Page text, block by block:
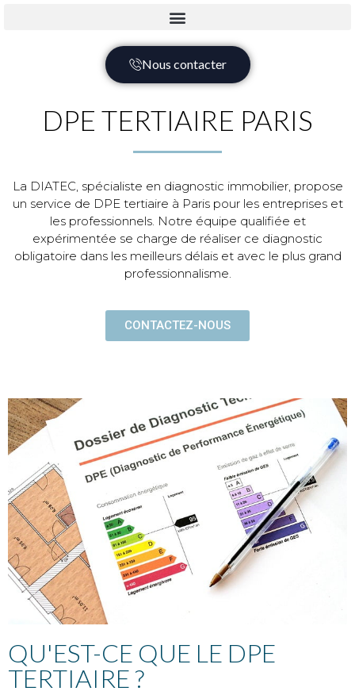
Nous contacter
DPE TERTIAIRE PARIS
La DIATEC, spécialiste en diagnostic immobilier, propose
un service de DPE tertiaire à Paris pour les entreprises et
les professionnels. Notre équipe qualifiée et
expérimentée se charge de réaliser ce diagnostic
obligatoire dans les meilleurs délais et avec le plus grand
professionnalisme.
CONTACTEZ-NOUS
QU'EST-CE QUE LE DPE
TERTIAIRE ?